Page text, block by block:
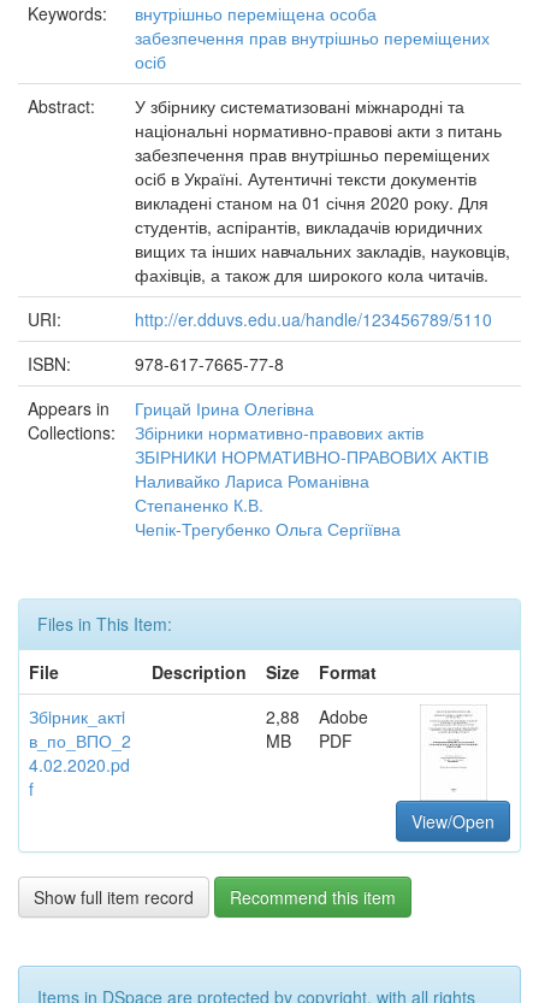
Keywords:
внутрішньо переміщена особа
забезпечення прав внутрішньо переміщених
осіб
Abstract:
У збірнику систематизовані міжнародні та
національні нормативно-правові акти з питань
забезпечення прав внутрішньо переміщених
осіб в Україні. Аутентичні тексти документів
викладені станом на 01 січня 2020 року. Для
студентів, аспірантів, викладачів юридичних
вищих та інших навчальних закладів, науковців,
фахівців, а також для широкого кола читачів.
URI:
http://er.dduvs.edu.ua/handle/123456789/5110
ISBN:
978-617-7665-77-8
Appears in
Collections:
Грицай Ірина Олегівна
Збірники нормативно-правових актів
ЗБІРНИКИ НОРМАТИВНО-ПРАВОВИХ АКТІВ
Наливайко Лариса Романівна
Степаненко К.В.
Чепік-Трегубенко Ольга Сергіївна
Files in This Item:
File
Description Size
Format
Збiрник_актi
в_по_ВПО_2
4.02.2020.pd
f
2,88
MB
Adobe
PDF
View/Open
Show full item record Recommend this item
Items in DSpace are protected by copyright, with all rights